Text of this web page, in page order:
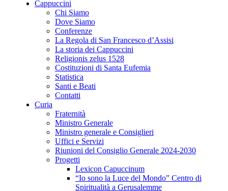
Cappuccini
Chi Siamo
Dove Siamo
Conferenze
La Regola di San Francesco d’Assisi
La storia dei Cappuccini
Religionis zelus 1528
Costituzioni di Santa Eufemia
Statistica
Santi e Beati
Contatti
Curia
Fraternità
Ministro Generale
Ministro generale e Consiglieri
Uffici e Servizi
Riunioni del Consiglio Generale 2024-2030
Progetti
Lexicon Capuccinum
“Io sono la Luce del Mondo” Centro di
Spiritualità a Gerusalemme